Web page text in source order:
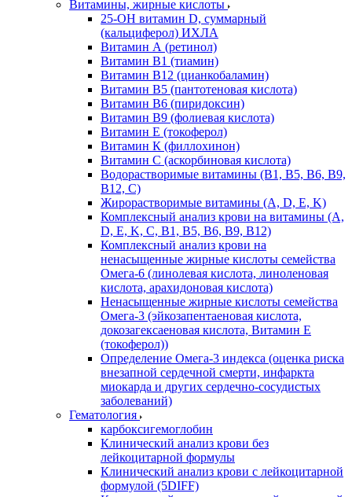
Витамины, жирные кислоты
25-OH витамин D, суммарный
(кальциферол) ИХЛА
Витамин А (ретинол)
Витамин В1 (тиамин)
Витамин В12 (цианкобаламин)
Витамин В5 (пантотеновая кислота)
Витамин В6 (пиридоксин)
Витамин В9 (фолиевая кислота)
Витамин Е (токоферол)
Витамин К (филлохинон)
Витамин С (аскорбиновая кислота)
Водорастворимые витамины (B1, B5, B6, В9,
В12, С)
Жирорастворимые витамины (A, D, E, K)
Комплексный анализ крови на витамины (A,
D, E, K, C, B1, B5, B6, В9, B12)
Комплексный анализ крови на
ненасыщенные жирные кислоты семейства
Омега-6 (линолевая кислота, линоленовая
кислота, арахидоновая кислота)
Ненасыщенные жирные кислоты семейства
Омега-3 (эйкозапентаеновая кислота,
докозагексаеновая кислота, Витамин E
(токоферол))
Определение Омега-3 индекса (оценка риска
внезапной сердечной смерти, инфаркта
миокарда и других сердечно-сосудистых
заболеваний)
Гематология
карбоксигемоглобин
Клинический анализ крови без
лейкоцитарной формулы
Клинический анализ крови с лейкоцитарной
формулой (5DIFF)